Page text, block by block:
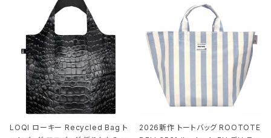
ck ジャン=ミッシェル・バスキア/クラ
ウン ブラック
LOQI ローキー Recycled Bag ト
2026新作 トートバッグ ROOTOTE